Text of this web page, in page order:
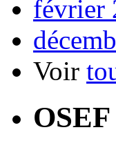
février
Voir